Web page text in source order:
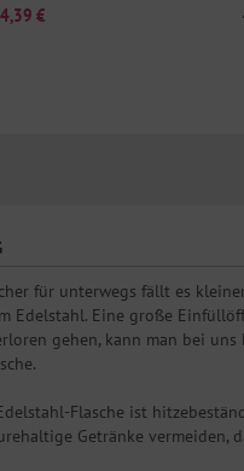
€
für unterwegs fällt es
Edelstahl. Eine große
gehen, kann man bei
Flasche ist
Getränke vermeiden,